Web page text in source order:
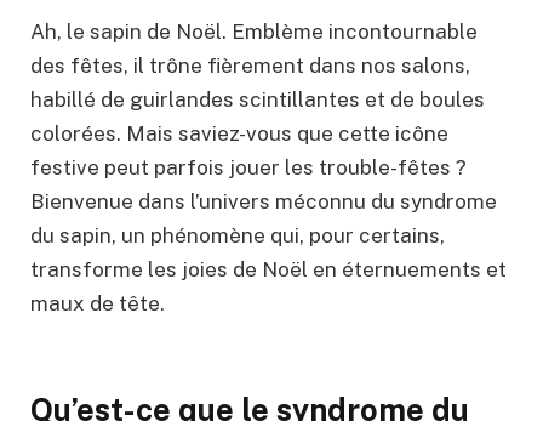
Ah, le sapin de Noël. Emblème incontournable
des fêtes, il trône fièrement dans nos salons,
habillé de guirlandes scintillantes et de boules
colorées. Mais saviez-vous que cette icône
festive peut parfois jouer les trouble-fêtes ?
Bienvenue dans l’univers méconnu du syndrome
du sapin, un phénomène qui, pour certains,
transforme les joies de Noël en éternuements et
maux de tête.
Qu’est-ce que le syndrome du